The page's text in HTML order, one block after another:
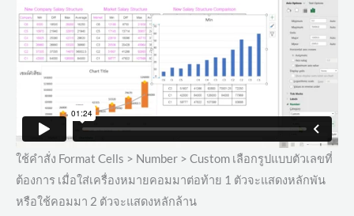
ใช้คำสั่ง Format Cells > Number > Custom เลือกรูปแบบตัวเลขที่
ต้องการ เมื่อใส่เครื่องหมายคอมมาต่อท้าย 1 ตัวจะแสดงหลักพัน
หรือใช้คอมมา 2 ตัวจะแสดงหลักล้าน